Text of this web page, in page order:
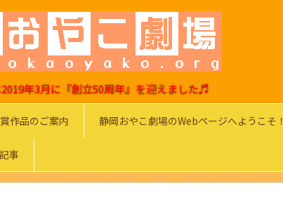
年3月に『創立50周年』を迎えました♬
作品のご案内 静岡おやこ劇場のWebページへようこそ！
事